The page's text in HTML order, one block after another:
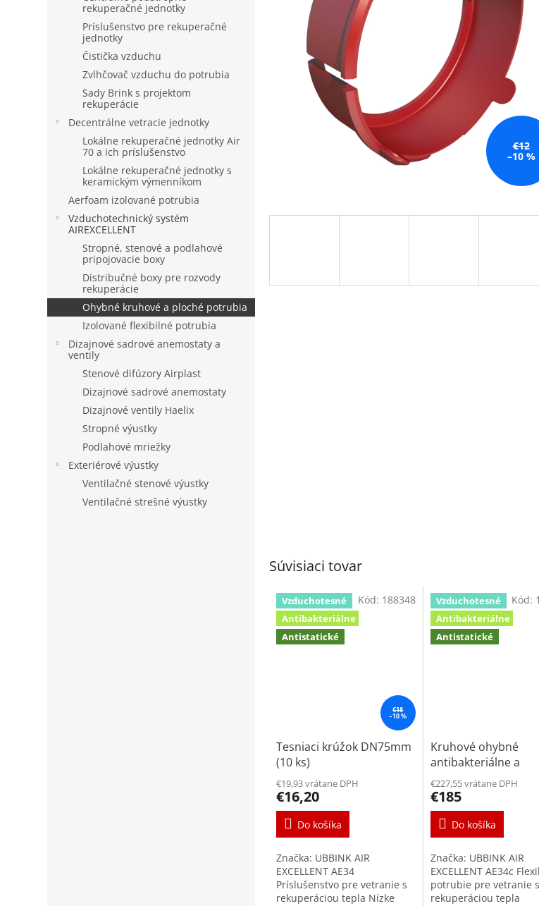
rekuperačné jednotky
Príslušenstvo pre rekuperačné
jednotky
Čistička vzduchu
Zvlhčovač vzduchu do potrubia
Sady Brink s projektom
rekuperácie
Decentrálne vetracie jednotky
Lokálne rekuperačné jednotky Air
70 a ich príslušenstvo
Lokálne rekuperačné jednotky s
keramickým výmenníkom
Aerfoam izolované potrubia
Vzduchotechnický systém
AIREXCELLENT
Stropné, stenové a podlahové
pripojovacie boxy
Distribučné boxy pre rozvody
rekuperácie
Ohybné kruhové a ploché potrubia
Izolované flexibilné potrubia
Dizajnové sadrové anemostaty a
ventily
Stenové difúzory Airplast
Dizajnové sadrové anemostaty
Dizajnové ventily Haelix
Stropné výustky
Podlahové mriežky
Exteriérové výustky
Ventilačné stenové výustky
Ventilačné strešné výustky
€12
–10 %
Súvisiaci tovar
Vzduchotesné
Antibakteriálne
Antistatické
€18
–10 %
Tesniaci krúžok DN75mm
(10 ks)
€19,93 vrátane DPH
€16,20
Do košíka
Značka: UBBINK AIR
EXCELLENT AE34
Príslušenstvo pre vetranie s
rekuperáciou tepla Nízke
Kód: 188348
Vzduchotesné
Antibakteriálne
Antistatické
Kruhové ohybné
antibakteriálne a
antistatické potrubie
UBBINK DN75mm
€227,55 vrátane DPH
€185
Do košíka
Značka: UBBINK AIR
EXCELLENT AE34c
potrubie pre vetranie s
rekuperáciou tepla
Kód: